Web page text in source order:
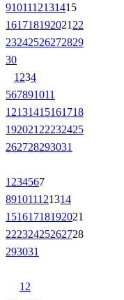
9101112131415
161718192021 22
23242526272829
30
1 234
567891011
12131415161718
192021 22232425
262728293031
1 234567
891011121314
15161718192021
22232425262728
293031
1 2